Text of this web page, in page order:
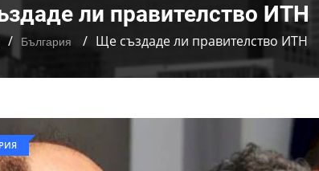
ли правителство ИТН
България Ще създаде ли правителство ИТН